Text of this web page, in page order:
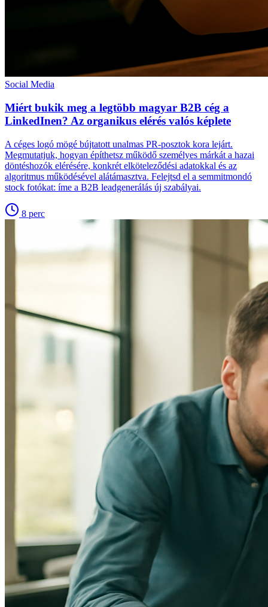
Social Media
Miért bukik meg a legtöbb magyar B2B cég a
LinkedInen? Az organikus elérés valós képlete
A céges logó mögé bújtatott unalmas PR-posztok kora lejárt.
Megmutatjuk, hogyan építhetsz működő személyes márkát a hazai
döntéshozók elérésére, konkrét elköteleződési adatokkal és az
algoritmus működésével alátámasztva. Felejtsd el a semmitmondó
stock fotókat: íme a B2B leadgenerálás új szabályai.
8 perc